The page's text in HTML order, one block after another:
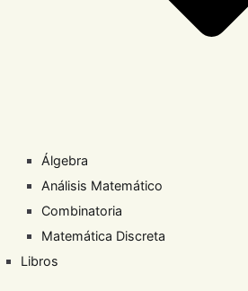
Álgebra
Análisis Matemático
Combinatoria
Matemática Discreta
Libros